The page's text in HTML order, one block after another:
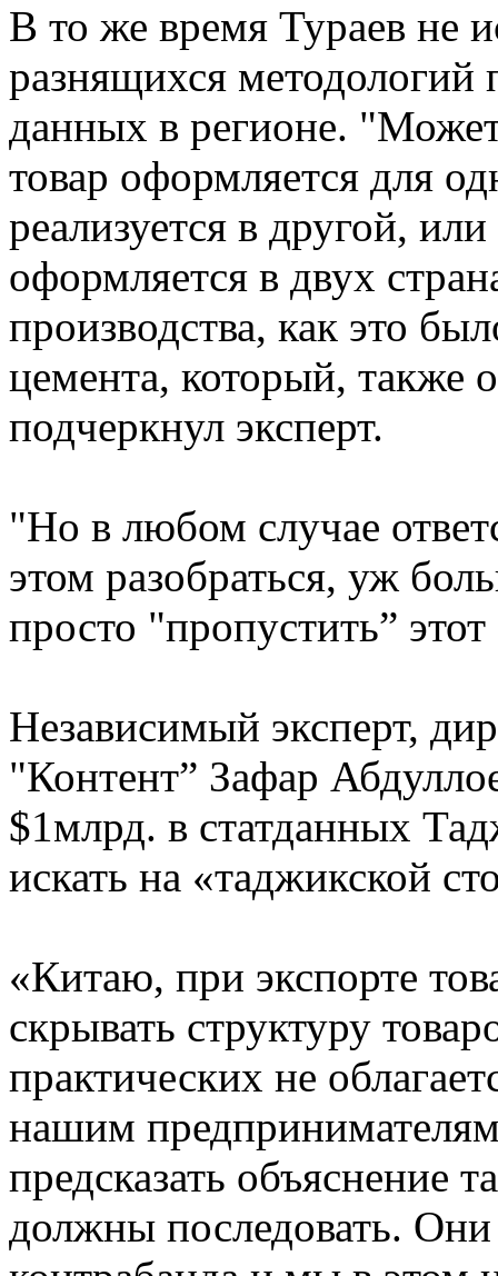
В то же время Тураев не
разнящихся методологий
данных в регионе.
товар оформляется для
реализуется в другой,
оформляется в двух
производства, как это
цемента, который, также
подчеркнул эксперт.
"Но в любом случае
этом разобраться, уж
просто "пропустить”
Независимый эксперт,
"Контент” Зафар
$1млрд. в статданных
искать на «таджикской
«Китаю, при экспорте
скрывать структуру
практических не
нашим
предсказать объяснение
должны последовать. Они